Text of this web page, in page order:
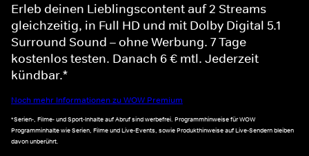
Erleb deinen Lieblingscontent auf 2 Streams
gleichzeitig, in Full HD und mit Dolby Digital 5.1
Surround Sound – ohne Werbung. 7 Tage
kostenlos testen. Danach 6 € mtl. Jederzeit
kündbar.*
Noch mehr Informationen zu WOW Premium
*Serien-, Filme- und Sport-Inhalte auf Abruf sind werbefrei. Programmhinweise für WOW
Programminhalte wie Serien, Filme und Live-Events, sowie Produkthinweise auf Live-Sendern bleiben
davon unberührt.